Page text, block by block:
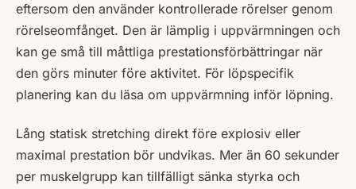
eftersom den använder kontrollerade rörelser genom
rörelseomfånget. Den är lämplig i uppvärmningen och
kan ge små till måttliga prestationsförbättringar när
den görs minuter före aktivitet. För löpspecifik
planering kan du läsa om uppvärmning inför löpning.
Lång statisk stretching direkt före explosiv eller
maximal prestation bör undvikas. Mer än 60 sekunder
per muskelgrupp kan tillfälligt sänka styrka och